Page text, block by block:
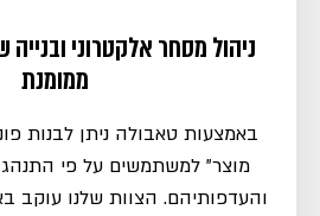
ניהול מסחר אלקטרוני
ממומנת
באמצעות טאבולה ניתן לבנות
מוצר" למשתמשים על פי
והעדפותיהם. הצוות שלנו עוקב